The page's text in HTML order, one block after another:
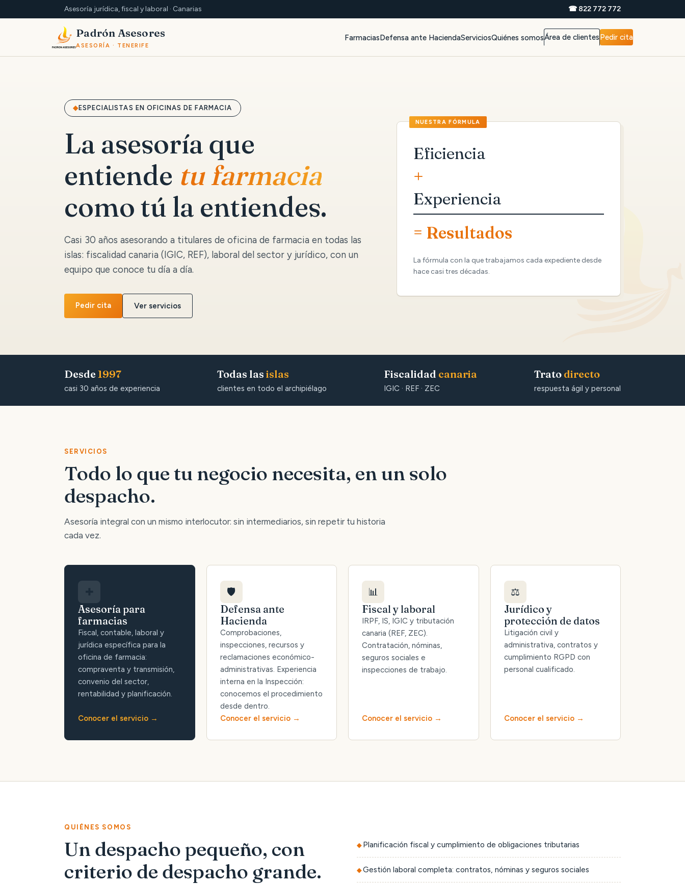
Asesoría jurídica, fiscal y laboral · Canarias ☎ 822 772 772
Padrón Asesores
ASESORÍA · TENERIFE
FarmaciasDefensa ante HaciendaServiciosQuiénes somosÁrea de clientesPedir cita
ESPECIALISTAS EN OFICINAS DE FARMACIA
La asesoría que
entiende tu farmacia
como tú la entiendes.
Casi 30 años asesorando a titulares de oficina de farmacia en todas las
islas: fiscalidad canaria (IGIC, REF), laboral del sector y jurídico, con un
equipo que conoce tu día a día.
Pedir cita Ver servicios
Eficiencia
+
Experiencia
= Resultados
La fórmula con la que trabajamos cada expediente desde
hace casi tres décadas.
Desde 1997
casi 30 años de experiencia
Todas las islas
clientes en todo el archipiélago
Fiscalidad canaria
IGIC · REF · ZEC
Trato directo
respuesta ágil y personal
SERVICIOS
Todo lo que tu negocio necesita, en un solo
despacho.
Asesoría integral con un mismo interlocutor: sin intermediarios, sin repetir tu historia
cada vez.
Asesoría para
farmacias
Fiscal, contable, laboral y
jurídica específica para la
oficina de farmacia:
compraventa y transmisión,
convenio del sector,
rentabilidad y planificación.
Conocer el servicio
🛡️
Defensa ante
Hacienda
Comprobaciones,
inspecciones, recursos y
reclamaciones económico-
administrativas. Experiencia
interna en la Inspección:
conocemos el procedimiento
desde dentro.
Conocer el servicio
📊
Fiscal y laboral
IRPF, IS, IGIC y tributación
canaria (REF, ZEC).
Contratación, nóminas,
seguros sociales e
inspecciones de trabajo.
Conocer el servicio
⚖️
Jurídico y
protección de datos
Litigación civil y
administrativa, contratos y
cumplimiento RGPD con
personal cualificado.
Conocer el servicio
QUIÉNES SOMOS
Un despacho pequeño, con
criterio de despacho grande.
Planificación fiscal y cumplimiento de obligaciones tributarias
Gestión laboral completa: contratos, nóminas y seguros sociales